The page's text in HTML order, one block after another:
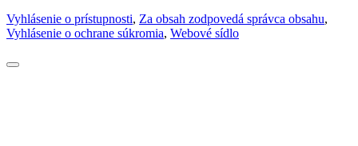
Vyhlásenie o prístupnosti, Za obsah zodpovedá správca obsahu,
Vyhlásenie o ochrane súkromia, Webové sídlo